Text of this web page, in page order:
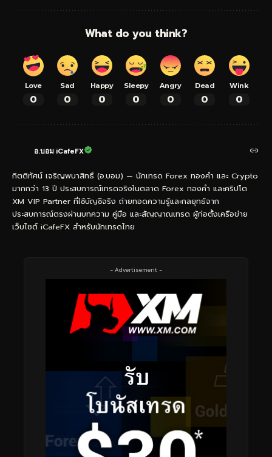
What do you think?
Love
0
Sad
0
Happy
0
Sleepy
0
Angry
0
Dead
0
Wink
0
อ.บอม iCafeFX
กิตติทัศน์ เจริญพนาสิทธิ์ (อ.บอม) — นักเทรด Forex ทองคำ และ Crypto
มากกว่า 13 ปี ประสบการณ์เทรดจริงในตลาด Forex ทองคำ และคริปโต
XM VIP Partner ที่ใช้บัญชีจริง ถ่ายทอดความรู้และกลยุทธ์จาก
ประสบการณ์ตรงผ่านบทความ คู่มือ และสัญญาณเทรด ผู้ก่อตั้งเครือข่าย
เว็บไซต์ iCafeFX สำหรับนักเทรดไทย
- Advertisement -